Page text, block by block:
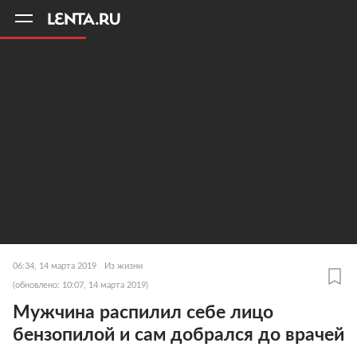
06:34, 14 марта 2019 Из жизни
(обновлено: 10:07, 14 марта 2019)
Мужчина распилил себе лицо
бензопилой и сам добрался до врачей